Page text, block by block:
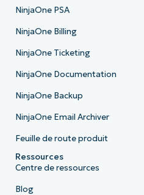
NinjaOne PSA
NinjaOne Billing
NinjaOne Ticketing
NinjaOne Documentation
NinjaOne Backup
NinjaOne Email Archiver
Feuille de route produit
Ressources
Centre de ressources
Blog